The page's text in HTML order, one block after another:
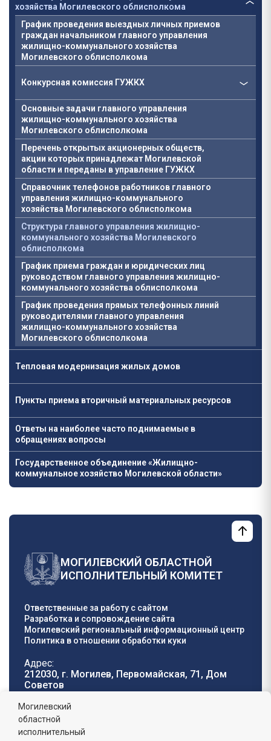
хозяйства Могилевского облисполкома
График проведения выездных личных приемов
граждан начальником главного управления
жилищно-коммунального хозяйства
Могилевского облисполкома
Конкурсная комиссия ГУЖКХ
Основные задачи главного управления
жилищно-коммунального хозяйства
Могилевского облисполкома
Перечень открытых акционерных обществ,
акции которых принадлежат Могилевской
области и переданы в управление ГУЖКХ
Справочник телефонов работников главного
управления жилищно-коммунального
хозяйства Могилевского облисполкома
Структура главного управления жилищно-
коммунального хозяйства Могилевского
облисполкома
График приема граждан и юридических лиц
руководством главного управления жилищно-
коммунального хозяйства облисполкома
График проведения прямых телефонных линий
руководителями главного управления
жилищно-коммунального хозяйства
Могилевского облисполкома
Тепловая модернизация жилых домов
Пункты приема вторичный материальных ресурсов
Ответы на наиболее часто поднимаемые в
обращениях вопросы
Государственное объединение «Жилищно-
коммунальное хозяйство Могилевской области»
МОГИЛЕВСКИЙ ОБЛАСТНОЙ
ИСПОЛНИТЕЛЬНЫЙ КОМИТЕТ
Ответственные за работу с сайтом
Разработка и сопровождение сайта
Могилевский региональный информационный центр
Политика в отношении обработки куки
Адрес:
212030, г. Могилев, Первомайская, 71, Дом
Cоветов
Телефон горячей
линии:
8 (0222) 71-32-55
Могилевский
областной
исполнительный